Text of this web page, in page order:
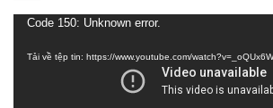
Trình
Code 150: Unknown error.
Tải về tệp tin: https://www.youtube.com/